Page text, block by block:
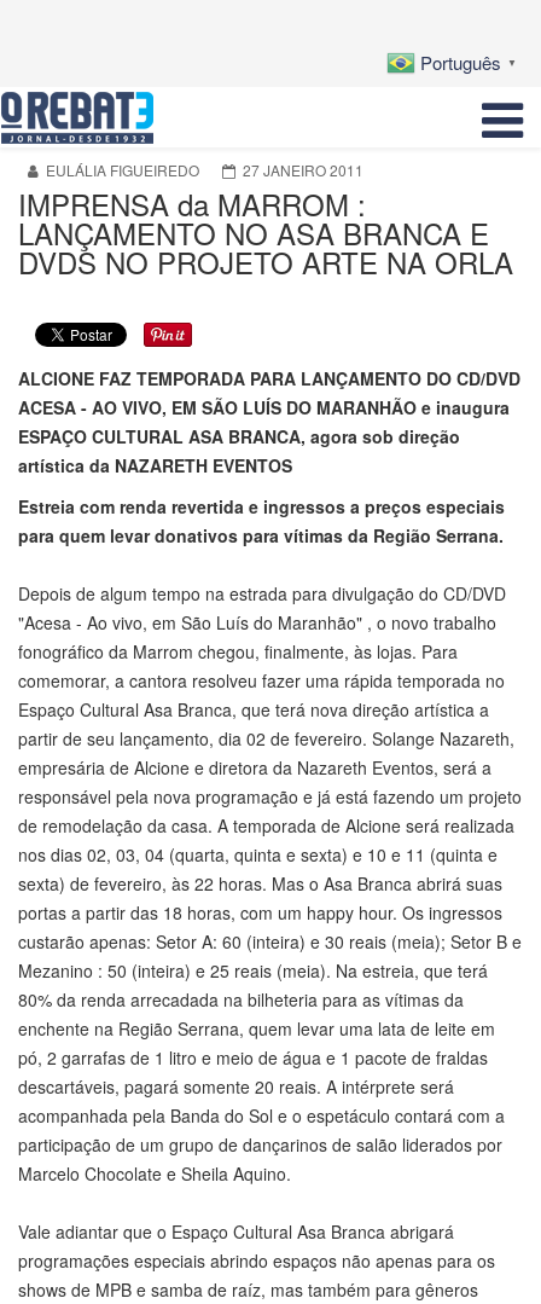
Português ▼
EULÁLIA FIGUEIREDO 27 JANEIRO 2011
IMPRENSA da MARROM :
LANÇAMENTO NO ASA BRANCA E
DVDS NO PROJETO ARTE NA ORLA
ALCIONE FAZ TEMPORADA PARA LANÇAMENTO DO CD/DVD
ACESA - AO VIVO, EM SÃO LUÍS DO MARANHÃO e inaugura
ESPAÇO CULTURAL ASA BRANCA, agora sob direção
artística da NAZARETH EVENTOS
Estreia com renda revertida e ingressos a preços especiais
para quem levar donativos para vítimas da Região Serrana.
Depois de algum tempo na estrada para divulgação do CD/DVD
"Acesa - Ao vivo, em São Luís do Maranhão" , o novo trabalho
fonográfico da Marrom chegou, finalmente, às lojas. Para
comemorar, a cantora resolveu fazer uma rápida temporada no
Espaço Cultural Asa Branca, que terá nova direção artística a
partir de seu lançamento, dia 02 de fevereiro. Solange Nazareth,
empresária de Alcione e diretora da Nazareth Eventos, será a
responsável pela nova programação e já está fazendo um projeto
de remodelação da casa. A temporada de Alcione será realizada
nos dias 02, 03, 04 (quarta, quinta e sexta) e 10 e 11 (quinta e
sexta) de fevereiro, às 22 horas. Mas o Asa Branca abrirá suas
portas a partir das 18 horas, com um happy hour. Os ingressos
custarão apenas: Setor A: 60 (inteira) e 30 reais (meia); Setor B e
Mezanino : 50 (inteira) e 25 reais (meia). Na estreia, que terá
80% da renda arrecadada na bilheteria para as vítimas da
enchente na Região Serrana, quem levar uma lata de leite em
pó, 2 garrafas de 1 litro e meio de água e 1 pacote de fraldas
descartáveis, pagará somente 20 reais. A intérprete será
acompanhada pela Banda do Sol e o espetáculo contará com a
participação de um grupo de dançarinos de salão liderados por
Marcelo Chocolate e Sheila Aquino.
Vale adiantar que o Espaço Cultural Asa Branca abrigará
programações especiais abrindo espaços não apenas para os
shows de MPB e samba de raíz, mas também para gêneros